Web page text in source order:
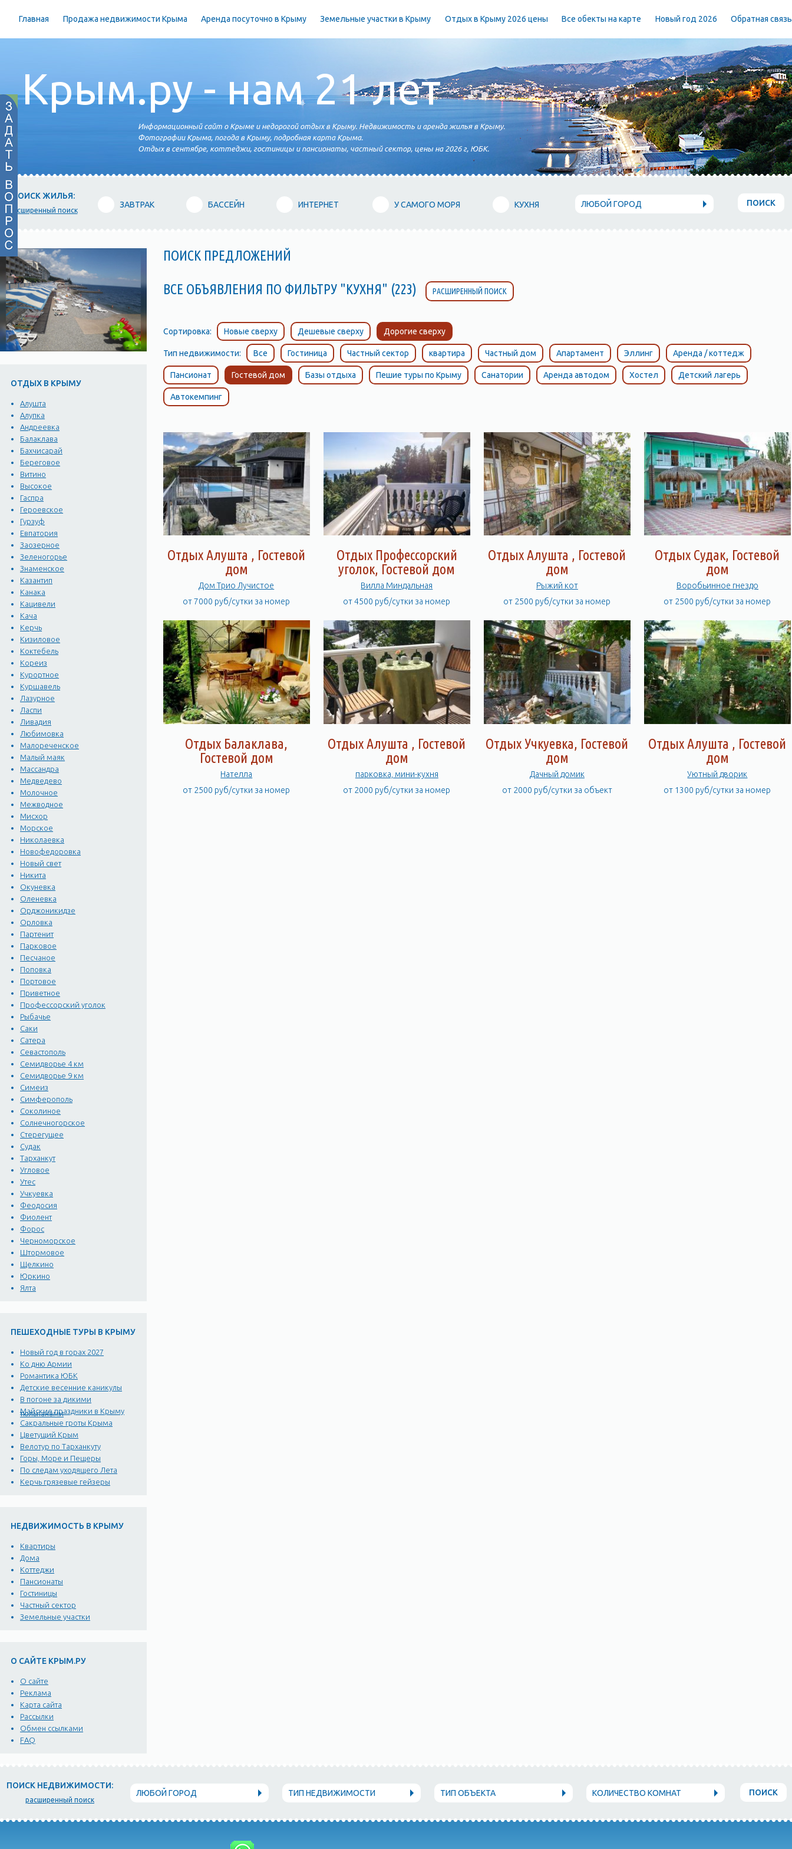
Главная Продажа недвижимости Крыма Аренда посуточно в Крыму Земельные участки в Крыму Отдых в Крыму 2026 цены Все обекты на карте Новый год 2026 Обратная связь
Крым.ру - нам 21 лет
Информационный сайт о Крыме и недорогой отдых в Крыму. Недвижимость и аренда жилья в Крыму.
Фотографии Крыма, погода в Крыму, подробная карта Крыма.
Отдых в сентябре, коттеджи, гостиницы и пансионаты, частный сектор, цены на 2026 г, ЮБК.
ПОИСК ЖИЛЬЯ:
расширенный поиск
ЗАВТРАК БАССЕЙН ИНТЕРНЕТ У САМОГО МОРЯ КУХНЯ ЛЮБОЙ ГОРОД ПОИСК
ОТДЫХ В КРЫМУ
Алушта
Алупка
Андреевка
Балаклава
Бахчисарай
Береговое
Витино
Высокое
Гаспра
Героевское
Гурзуф
Евпатория
Заозерное
Зеленогорье
Знаменское
Казантип
Канака
Кацивели
Кача
Керчь
Кизиловое
Коктебель
Кореиз
Курортное
Куршавель
Лазурное
Ласпи
Ливадия
Любимовка
Малореченское
Малый маяк
Массандра
Медведево
Молочное
Межводное
Мисхор
Морское
Николаевка
Новофедоровка
Новый свет
Никита
Окуневка
Оленевка
Орджоникидзе
Орловка
Партенит
Парковое
Песчаное
Поповка
Портовое
Приветное
Профессорский уголок
Рыбачье
Саки
Сатера
Севастополь
Семидворье 4 км
Семидворье 9 км
Симеиз
Симферополь
Соколиное
Солнечногорское
Стерегущее
Судак
Тарханкут
Угловое
Утес
Учкуевка
Феодосия
Фиолент
Форос
Черноморское
Штормовое
Щелкино
Юркино
Ялта
ПЕШЕХОДНЫЕ ТУРЫ В КРЫМУ
Новый год в горах 2027
Ко дню Армии
Романтика ЮБК
Детские весенние каникулы
В погоне за дикими
тюльпанами
Майские праздники в Крыму
Сакральные гроты Крыма
Цветущий Крым
Велотур по Тарханкуту
Горы, Море и Пещеры
По следам уходящего Лета
Керчь грязевые гейзеры
НЕДВИЖИМОСТЬ В КРЫМУ
Квартиры
Дома
Коттеджи
Пансионаты
Гостиницы
Частный сектор
Земельные участки
О САЙТЕ КРЫМ.РУ
О сайте
Реклама
Карта сайта
Рассылки
Обмен ссылками
FAQ
ПОИСК ПРЕДЛОЖЕНИЙ
ВСЕ ОБЪЯВЛЕНИЯ ПО ФИЛЬТРУ "КУХНЯ" (223) РАСШИРЕННЫЙ ПОИСК
Сортировка: Новые сверху Дешевые сверху Дорогие сверху
Тип недвижимости: Все Гостиница Частный сектор квартира Частный дом Апартамент Эллинг Аренда / коттедж
Пансионат Гостевой дом Базы отдыха Пешие туры по Крыму Санатории Аренда автодом Хостел Детский лагерь
Автокемпинг
Отдых Алушта , Гостевой
дом
Дом Трио Лучистое
от 7000 руб/сутки за номер
Отдых Профессорский
уголок, Гостевой дом
Вилла Миндальная
от 4500 руб/сутки за номер
Отдых Алушта , Гостевой
дом
Рыжий кот
от 2500 руб/сутки за номер
Отдых Судак, Гостевой
дом
Воробьинное гнездо
от 2500 руб/сутки за номер
Отдых Балаклава,
Гостевой дом
Нателла
от 2500 руб/сутки за номер
Отдых Алушта , Гостевой
дом
парковка, мини-кухня
от 2000 руб/сутки за номер
Отдых Учкуевка, Гостевой
дом
Дачный домик
от 2000 руб/сутки за объект
Отдых Алушта , Гостевой
дом
Уютный дворик
от 1300 руб/сутки за номер
ПОИСК НЕДВИЖИМОСТИ:
расширенный поиск
ЛЮБОЙ ГОРОД ТИП НЕДВИЖИМОСТИ ТИП ОБЪЕКТА КОЛИЧЕСТВО КОМНАТ ПОИСК